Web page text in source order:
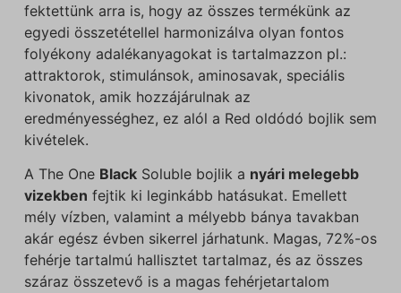
fektettünk arra is, hogy az összes termékünk az
egyedi összetétellel harmonizálva olyan fontos
folyékony adalékanyagokat is tartalmazzon pl.:
attraktorok, stimulánsok, aminosavak, speciális
kivonatok, amik hozzájárulnak az
eredményességhez, ez alól a Red oldódó bojlik sem
kivételek.
A The One BlackSoluble bojlik a nyári melegebb
vizekben fejtik ki leginkább hatásukat. Emellett
mély vízben, valamint a mélyebb bánya tavakban
akár egész évben sikerrel járhatunk. Magas, 72%-os
fehérje tartalmú hallisztet tartalmaz, és az összes
száraz összetevő is a magas fehérjetartalom